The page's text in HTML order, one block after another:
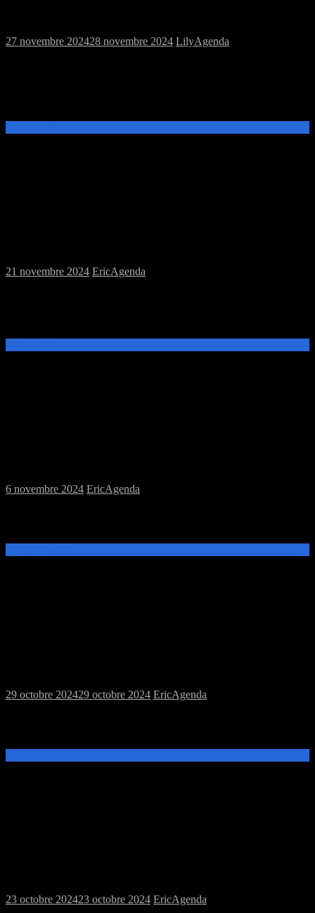
27 novembre 202428 novembre 2024 LilyAgenda
21 novembre 2024 EricAgenda
6 novembre 2024 EricAgenda
29 octobre 202429 octobre 2024 EricAgenda
23 octobre 202423 octobre 2024 EricAgenda